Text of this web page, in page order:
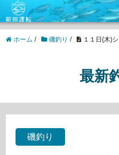
ホーム / 磯釣り / １１日(木)
最新
磯釣り